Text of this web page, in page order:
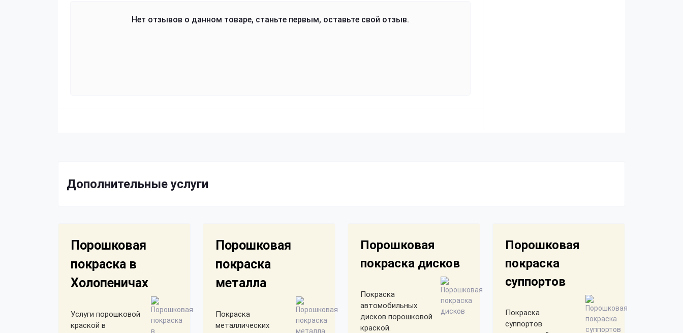
Нет отзывов о данном товаре, станьте первым, оставьте свой отзыв.
Дополнительные услуги
Порошковая
покраска в
Холопеничах
Услуги порошковой
краской в
Порошковая
покраска
металла
Покраска
металлических
Порошковая
покраска дисков
Покраска
автомобильных
дисков порошковой
краской.
Порошковая
покраска
суппортов
Покраска
суппортов